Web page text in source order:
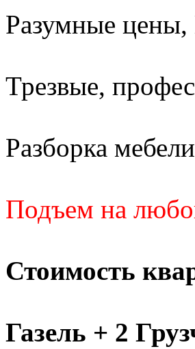
Разумные цены,
Трезвые,
Разборка
Подъем на
Стоимость
Газель + 2